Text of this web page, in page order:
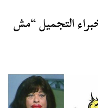
التجميل “مش